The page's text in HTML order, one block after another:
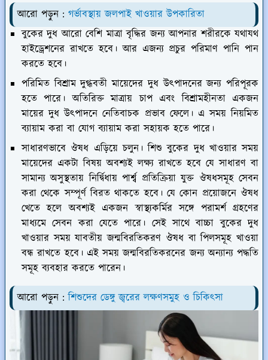
আরো পড়ুন : গর্ভাবস্থায় জলপাই খাওয়ার উপকারিতা
বুকের দুধ আরো বেশি মাত্রা বৃদ্ধির জন্য আপনার শরীরকে যথাযথ
হাইড্রেশনের রাখতে হবে। আর এজন্য প্রচুর পরিমাণ পানি পান
করতে হবে।
পরিমিত বিশ্রাম দুগ্ধবতী মায়েদের দুধ উৎপাদনের জন্য পরিপূরক
হতে পারে। অতিরিক্ত মাত্রায় চাপ এবং বিশ্রামহীনতা একজন
মায়ের দুধ উৎপাদনে নেতিবাচক প্রভাব ফেলে। এ সময় নিয়মিত
ব্যায়াম করা বা যোগ ব্যায়াম করা সহায়ক হতে পারে।
সাধারণভাবে ঔষধ এড়িয়ে চলুন। শিশু বুকের দুধ খাওয়ার সময়
মায়েদের একটা বিষয় অবশ্যই লক্ষ্য রাখতে হবে যে সাধারণ বা
সামান্য অসুস্থতায় নির্দ্বিধায় পার্শ্ব প্রতিক্রিয়া যুক্ত ঔষধসমূহ সেবন
করা থেকে সম্পূর্ণ বিরত থাকতে হবে। যে কোন প্রয়োজনে ঔষধ
খেতে হলে অবশ্যই একজন স্বাস্থ্যকর্মির সঙ্গে পরামর্শ গ্রহণের
মাধ্যমে সেবন করা যেতে পারে। সেই সাথে বাচ্চা বুকের দুধ
খাওয়ার সময় যাবতীয় জন্মবিরতিকরণ ঔষধ বা পিলসমূহ খাওয়া
বন্ধ রাখতে হবে। এই সময় জন্মবিরতিকরনের জন্য অন্যান্য পদ্ধতি
সমূহ ব্যবহার করতে পারেন।
আরো পড়ুন :শিশুদের ডেঙ্গু জ্বরের লক্ষণসমুহ ও চিকিৎসা